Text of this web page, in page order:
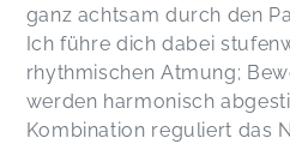
ganz achtsam durch den
Ich führe dich dabei
rhythmischen Atmung;
werden harmonisch
Kombination reguliert das